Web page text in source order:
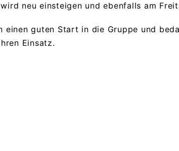
neu einsteigen und ebenfalls am
einen guten Start in die Gruppe und
Einsatz.